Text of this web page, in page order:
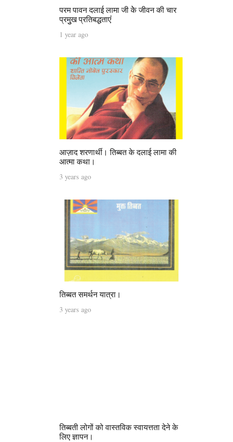
परम पावन दलाई लामा जी केे जीवन की चार
प्रमुुख प्रतिबद्धताएंं
1 year ago
आज़ाद शरणार्थी। तिब्बत के दलाई लामा की
आत्मा कथा।
3 years ago
तिब्बत समर्थन यात्रा।
3 years ago
तिब्बती लोगों को वास्तविक स्वायत्तता देने के
लिए ज्ञापन।